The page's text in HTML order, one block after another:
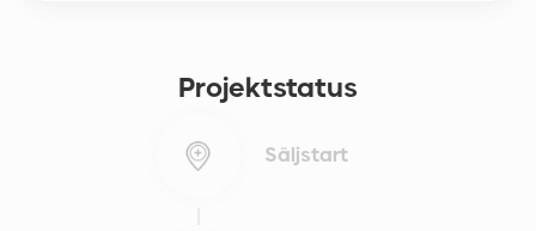
Projektstatus
Säljstart